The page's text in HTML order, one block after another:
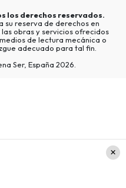
los derechos reservados.
su reserva de derechos en
obras y servicios ofrecidos
de lectura mecánica o
adecuado para tal fin.
Ser, España 2026.